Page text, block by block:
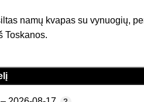
namų kvapas su vynuogių,
Toskanos.